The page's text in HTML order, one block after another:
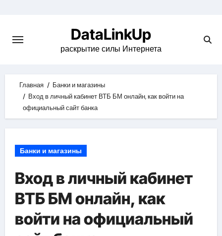
content
DataLinkUp
раскрытие силы Интернета
Главная
Банки и магазины
Вход в личный кабинет ВТБ БМ онлайн, как войти на
официальный сайт банка
Банки и магазины
Вход в личный кабинет
ВТБ БМ онлайн, как
войти на официальный